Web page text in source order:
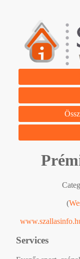
(
Services